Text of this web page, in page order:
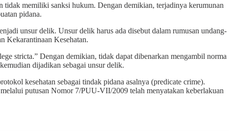
tidak memiliki sanksi hukum. Dengan demikian, terjadinya kerumunan
pidana.
unsur delik. Unsur delik harus ada disebut dalam rumusan undang-
Kekarantinaan Kesehatan.
stricta.” Dengan demikian, tidak dapat dibenarkan mengambil norma
dijadikan sebagai unsur delik.
kesehatan sebagai tindak pidana asalnya (predicate crime).
putusan Nomor 7/PUU-VII/2009 telah menyatakan keberlakuan